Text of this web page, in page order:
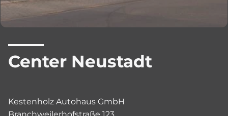
Center Neustadt
Kestenholz Autohaus GmbH